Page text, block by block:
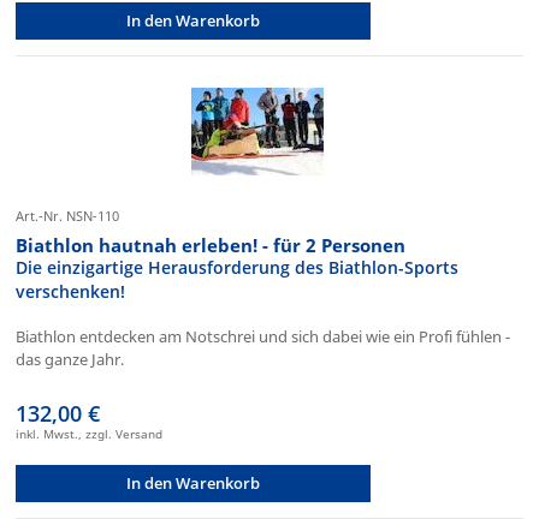
In den Warenkorb
Art.-Nr. NSN-110
Biathlon hautnah erleben! - für 2 Personen
Die einzigartige Herausforderung des Biathlon-Sports
verschenken!
Biathlon entdecken am Notschrei und sich dabei wie ein Profi fühlen -
das ganze Jahr.
132,00 €
inkl. Mwst., zzgl. Versand
In den Warenkorb